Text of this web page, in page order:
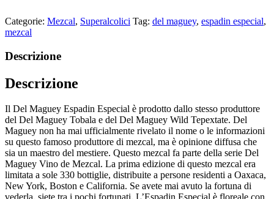
Categorie: Mezcal, Superalcolici Tag: del maguey, espadin especial,
mezcal
Descrizione
Descrizione
Il Del Maguey Espadin Especial è prodotto dallo stesso produttore
del Del Maguey Tobala e del Del Maguey Wild Tepextate. Del
Maguey non ha mai ufficialmente rivelato il nome o le informazioni
su questo famoso produttore di mezcal, ma è opinione diffusa che
sia un maestro del mestiere. Questo mezcal fa parte della serie Del
Maguey Vino de Mezcal. La prima edizione di questo mezcal era
limitata a sole 330 bottiglie, distribuite a persone residenti a Oaxaca,
New York, Boston e California. Se avete mai avuto la fortuna di